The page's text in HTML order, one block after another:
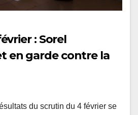
: Sorel
en garde contre la
du scrutin du 4 février se